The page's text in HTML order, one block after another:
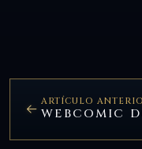
ARTÍCULO
WEBCOMIC